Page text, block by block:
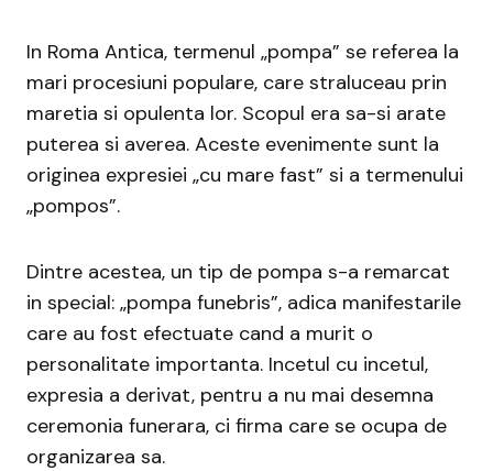
In Roma Antica, termenul „pompa” se referea la
mari procesiuni populare, care straluceau prin
maretia si opulenta lor. Scopul era sa-si arate
puterea si averea. Aceste evenimente sunt la
originea expresiei „cu mare fast” si a termenului
„pompos”.
Dintre acestea, un tip de pompa s-a remarcat
in special: „pompa funebris”, adica manifestarile
care au fost efectuate cand a murit o
personalitate importanta. Incetul cu incetul,
expresia a derivat, pentru a nu mai desemna
ceremonia funerara, ci firma care se ocupa de
organizarea sa.